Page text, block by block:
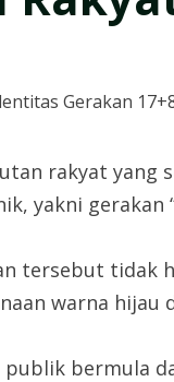
rakyat yang
yakni gerakan
tersebut tidak
warna hijau
bermula